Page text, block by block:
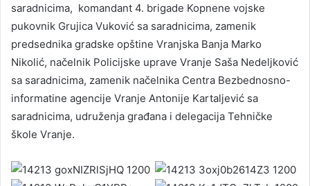
saradnicima, komandant 4. brigade Kopnene vojske
pukovnik Grujica Vuković sa saradnicima, zamenik
predsednika gradske opštine Vranjska Banja Marko
Nikolić, načelnik Policijske uprave Vranje Saša Nedeljković
sa saradnicima, zamenik načelnika Centra Bezbednosno-
informatine agencije Vranje Antonije Kartaljević sa
saradnicima, udruženja građana i delegacija Tehničke
škole Vranje.